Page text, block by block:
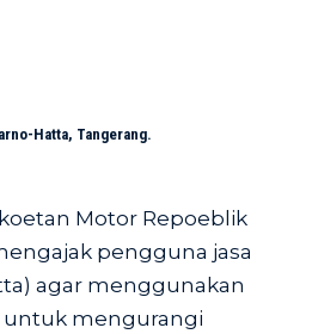
Hatta, Tangerang.
Motor Repoeblik
pengguna jasa
agar menggunakan
untuk mengurangi